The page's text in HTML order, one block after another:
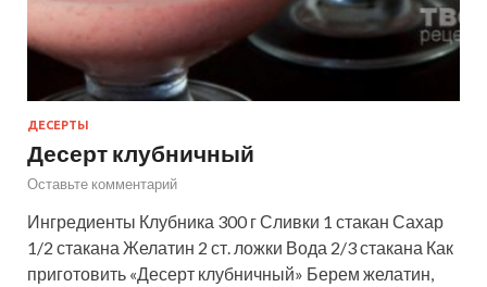
ДЕСЕРТЫ
Десерт клубничный
Оставьте комментарий
Ингредиенты Клубника 300 г Сливки 1 стакан Сахар
1/2 стакана Желатин 2 ст. ложки Вода 2/3 стакана Как
приготовить «Десерт клубничный» Берем желатин,